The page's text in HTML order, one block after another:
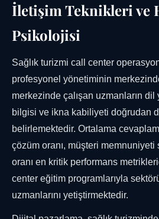
İletişim Teknikleri ve
Psikolojisi
Sağlık turizmi call center
profesyonel yönetiminin
merkezinde çalışan uzmanların dil
bilgisi ve ikna kabiliyeti doğrudan
belirlemektedir. Ortalama
çözüm oranı, müşteri
oranı en kritik performans
center eğitim programlarıyla
uzmanlarını yetiştirmektedir.